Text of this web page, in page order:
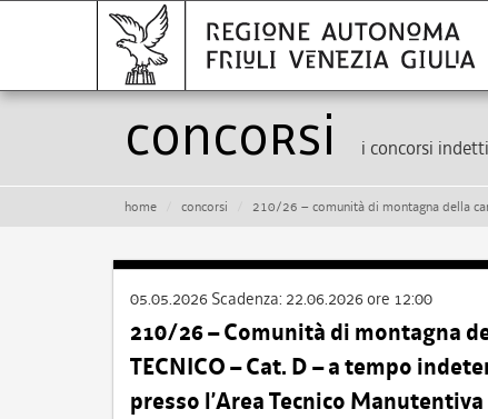
Concorsi i concorsi
home concorsi 210/26 – comunità di montagna della carnia – istruttore direttivo
05.05.2026 Scadenza: 22.06.2026 ore 12:00
210/26 – Comunità di montagna
TECNICO – Cat. D – a tempo
presso l’Area Tecnico